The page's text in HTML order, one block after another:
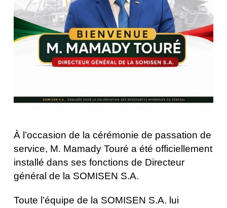
À l’occasion de la cérémonie de passation de
service, M. Mamady Touré a été officiellement
installé dans ses fonctions de Directeur
général de la SOMISEN S.A.
Toute l’équipe de la SOMISEN S.A. lui